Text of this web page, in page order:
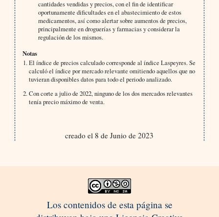
cantidades vendidas y precios, con el fin de identificar
oportunamente dificultades en el abastecimiento de estos
medicamentos, así como alertar sobre aumentos de precios,
principalmente en droguerías y farmacias y considerar la
regulación de los mismos.
Notas
El índice de precios calculado corresponde al índice Laspeyres. Se
calculó el índice por mercado relevante omitiendo aquellos que no
tuvieran disponibles datos para todo el periodo analizado.
Con corte a julio de 2022, ninguno de los dos mercados relevantes
tenía precio máximo de venta.
creado el 8 de Junio de 2023
Los contenidos de esta página se